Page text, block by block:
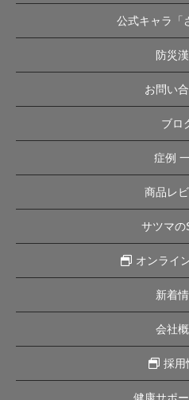
公式キャラ「
防災
お問い
ブロ
症例
商品レ
サツマの
オンライ
新着
会社
採用